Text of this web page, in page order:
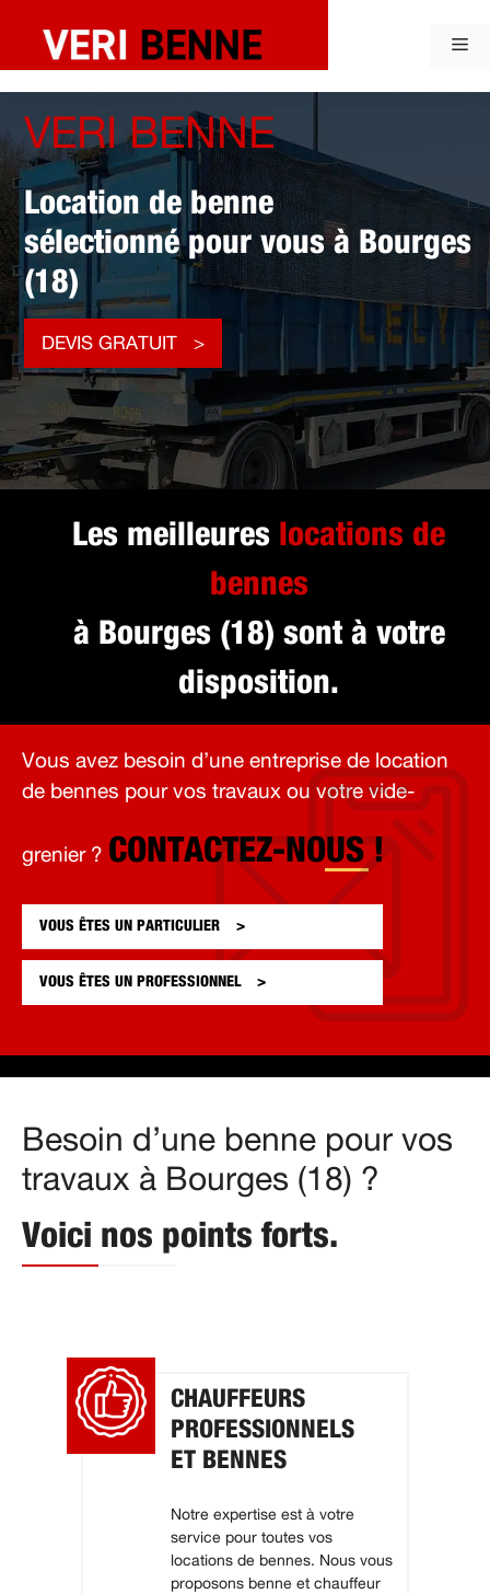
contenu
VERI BENNE
Location de benne
sélectionné pour vous à Bourges
(18)
DEVIS GRATUIT
Les meilleures locations de
bennes
à Bourges (18) sont à votre
disposition.
Vous avez besoin d’une entreprise de location
de bennes pour vos travaux ou votre vide-
grenier ? CONTACTEZ-NOUS !
VOUS ÊTES UN PARTICULIER
VOUS ÊTES UN PROFESSIONNEL
Besoin d’une benne pour vos
travaux à Bourges (18) ?
Voici nos points forts.
CHAUFFEURS
PROFESSIONNELS
ET BENNES
Notre expertise est à votre
service pour toutes vos
locations de bennes. Nous vous
proposons benne et chauffeur